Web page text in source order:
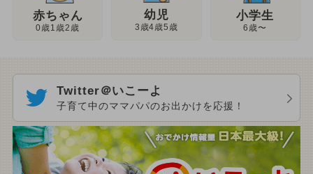
赤ちゃん
0歳1歳2歳
幼児
3歳4歳5歳
小学生
6歳〜
Twitter＠いこーよ
子育て中のママパパのお出かけを応援！